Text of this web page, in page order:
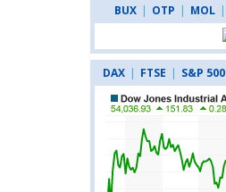
BUX | OTP | MOL |
DAX | FTSE | S&P 500